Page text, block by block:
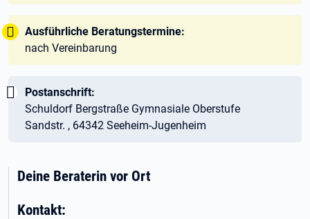
Tipp:
Ausführliche Beratungstermine:
nach Vereinbarung
Wichtig:
Postanschrift:
Schuldorf Bergstraße Gymnasiale Oberstufe
Sandstr. , 64342 Seeheim-Jugenheim
Deine Beraterin vor Ort
Kontakt: